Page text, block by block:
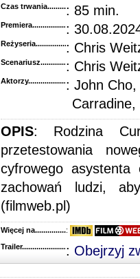
Czas trwania......................................
: 85 min.
Premiera..........................................
:
Reżyseria........................................
: Chris
Scenariusz........................................
: Chris
Aktorzy...........................................
: John
OPIS: Rodzina
przetestowania
cyfrowego
zachowań ludzi,
(filmweb.pl)
Więcej na........................................
:
Trailer...........................................
: Obejrzyj